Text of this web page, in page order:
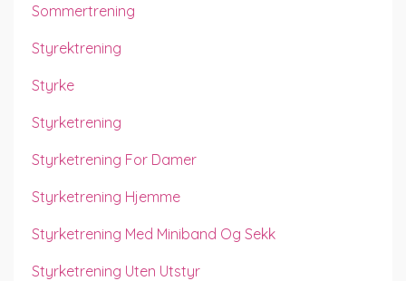
Sommertrening
Styrektrening
Styrke
Styrketrening
Styrketrening For Damer
Styrketrening Hjemme
Styrketrening Med Miniband Og Sekk
Styrketrening Uten Utstyr